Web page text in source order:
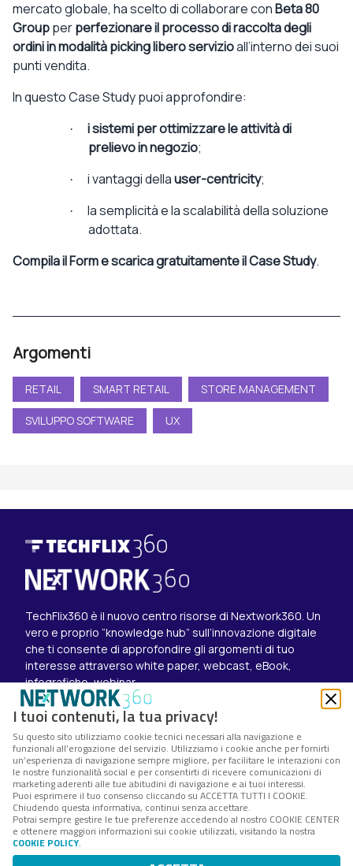
mercato globale, ha scelto di collaborare conBeta 80
Groupperperfezionare il processo di raccolta degli
ordini in modalità picking libero servizioall’interno dei suoi
punti vendita.
In questo Case Study puoi approfondire:
·
i sistemi per ottimizzare le attività di
prelievo in negozio;
· i vantaggi dellauser-centricity;
·
la semplicità e la scalabilità della soluzione
adottata.
Compila il Form e scarica gratuitamente il Case Study.
Argomenti
RETAIL SMART RETAIL STORE MANAGEMENT
SVILUPPO SOFTWARE UX
TechFlix360 è il nuovo centro risorse di Nextwork360. Un
vero e proprio “knowledge hub” sull’innovazione digitale
che ti consente di approfondire gli argomenti di tuo
interesse attraverso white paper, webcast, eBook,
infografiche, webinar.
Esplora i contenuti
Canali
White paper
Eventi on demand
Eventi futuri
Seguici su
Twitter
LinkedIn
Instagram
Nextwork360 – Codice fiscale e Partita IVA 13868590962
I tuoi contenuti, la tua privacy!
Su questo sito utilizziamo cookie tecnici necessari alla navigazione e
funzionali all’erogazione del servizio. Utilizziamo i cookie anche per fornirti
un’esperienza di navigazione sempre migliore, per facilitare le interazioni con
le nostre funzionalità social e per consentirti di ricevere comunicazioni di
marketing aderenti alle tue abitudini di navigazione e ai tuoi interessi.
Puoi esprimere il tuo consenso cliccando su ACCETTA TUTTI I COOKIE.
Chiudendo questa informativa, continui senza accettare.
Potrai sempre gestire le tue preferenze accedendo al nostro COOKIE CENTER
e ottenere maggiori informazioni sui cookie utilizzati, visitando la nostra
COOKIE POLICY.